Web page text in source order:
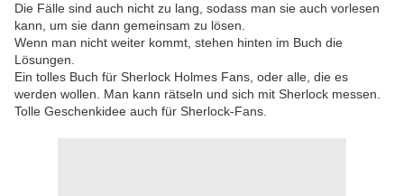
Die Fälle sind auch nicht zu lang, sodass man sie auch vorlesen
kann, um sie dann gemeinsam zu lösen.
Wenn man nicht weiter kommt, stehen hinten im Buch die
Lösungen.
Ein tolles Buch für Sherlock Holmes Fans, oder alle, die es
werden wollen. Man kann rätseln und sich mit Sherlock messen.
Tolle Geschenkidee auch für Sherlock-Fans.